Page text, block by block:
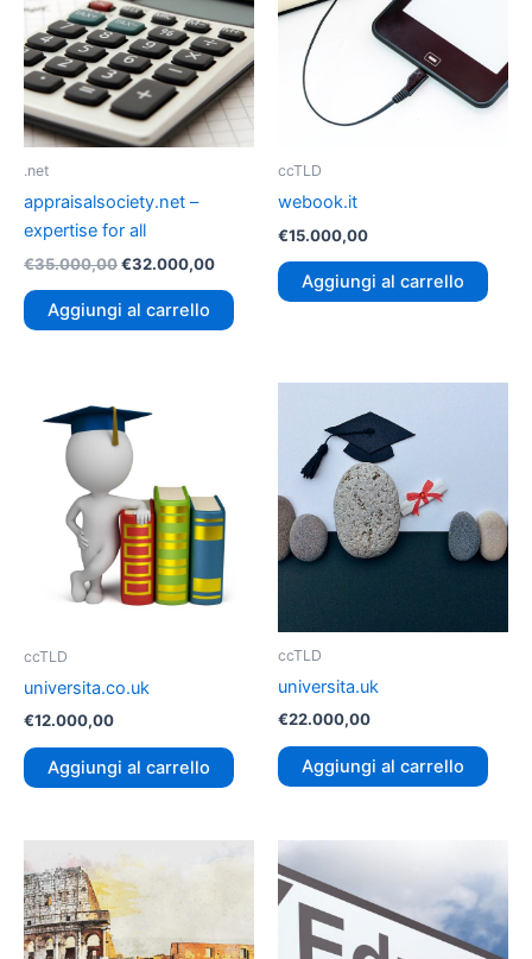
.net
appraisalsociety.net –
expertise for all
€35.000,00€32.000,00
Aggiungi al carrello
ccTLD
webook.it
€15.000,00
Aggiungi al carrello
ccTLD
universita.co.uk
€12.000,00
Aggiungi al carrello
ccTLD
universita.uk
€22.000,00
Aggiungi al carrello